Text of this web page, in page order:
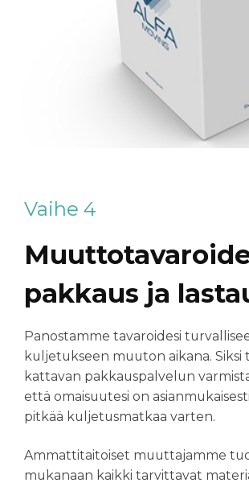
Vaihe 4
pakkaus ja
Panostamme tavaroidesi
kuljetukseen muuton aikana. Siksi
kattavan pakkauspalvelun
että omaisuutesi on
pitkää kuljetusmatkaa varten.
Ammattitaitoiset muuttajamme
mukanaan kaikki tarvittavat